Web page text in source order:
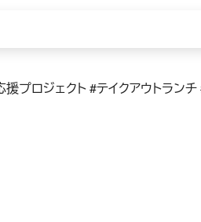
ロジェクト #テイクアウトラン